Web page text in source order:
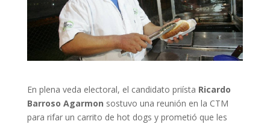
En plena veda electoral, el candidato priísta Ricardo
Barroso Agarmon sostuvo una reunión en la CTM
para rifar un carrito de hot dogs y prometió que les